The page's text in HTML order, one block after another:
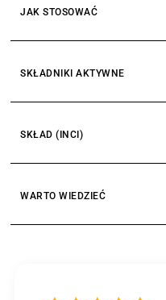
JAK STOSOWAĆ
SKŁADNIKI AKTYWNE
OLEJ Z NASION MALIN
SKŁAD (INCI)
WARTO WIEDZIEĆ